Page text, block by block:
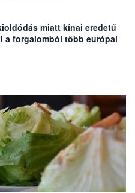
miatt kínai eredetű
a forgalomból több európai
és HVS14050502
termékből – egy német
is érkezett.